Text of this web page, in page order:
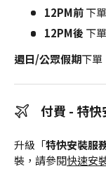
12PM前下
12PM後 下
週日/公眾假期下單
付費 - 特快
升級「特快安裝服
裝，請參閱快速安